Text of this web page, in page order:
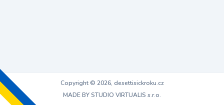
Copyright © 2026, desettisickroku.cz
MADE BY STUDIO VIRTUALIS s.r.o.